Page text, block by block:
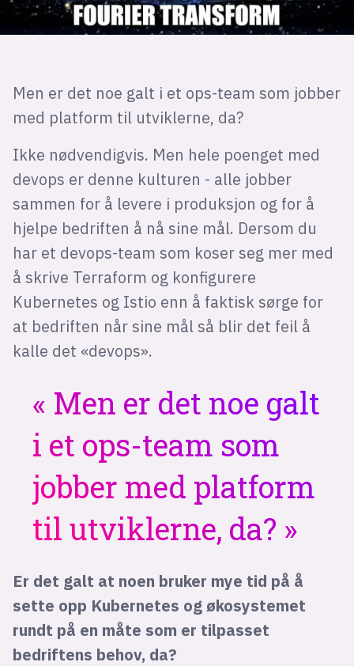
Men er det noe galt i et ops-team som jobber
med platform til utviklerne, da?
Ikke nødvendigvis. Men hele poenget med
devops er denne kulturen - alle jobber
sammen for å levere i produksjon og for å
hjelpe bedriften å nå sine mål. Dersom du
har et devops-team som koser seg mer med
å skrive Terraform og konfigurere
Kubernetes og Istio enn å faktisk sørge for
at bedriften når sine mål så blir det feil å
kalle det «devops».
Men er det noe galt
i et ops-team som
jobber med platform
til utviklerne, da?
Er det galt at noen bruker mye tid på å
sette opp Kubernetes og økosystemet
rundt på en måte som er tilpasset
bedriftens behov, da?